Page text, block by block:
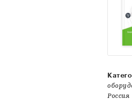
Россия